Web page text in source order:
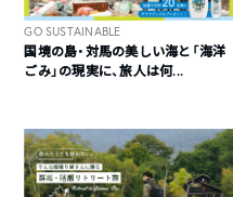
GO SUSTAINABLE
国境の島・対馬の美しい海と「海洋
ごみ」の現実に、旅人は何...